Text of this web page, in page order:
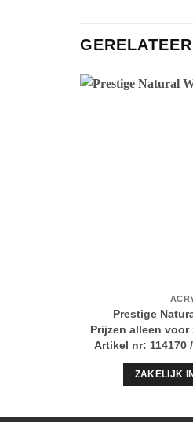
Prestige
Prijzen alleen
Artikel nr: 114170
ZAKELIJK